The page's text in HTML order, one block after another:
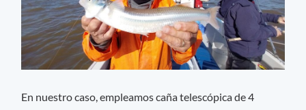
En nuestro caso, empleamos caña telescópica de 4